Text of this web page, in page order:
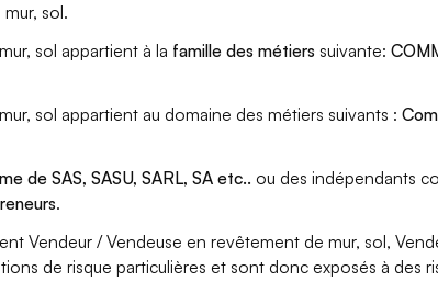
sol.
sol appartient à la famille des métiers suivante:
sol appartient au domaine des métiers suivants :
de SAS, SASU, SARL, SA etc.. ou des indépendants
.
Vendeur / Vendeuse en revêtement de mur, sol,
de risque particulières et sont donc exposés à des